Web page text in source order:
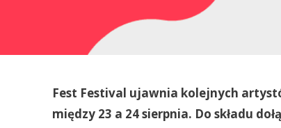
Fest Festival ujawnia kolejnych
między 23 a 24 sierpnia. Do składu